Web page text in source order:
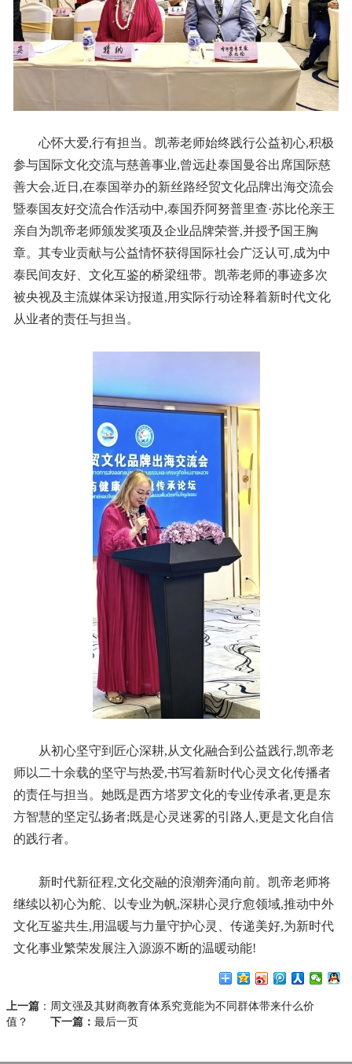
心怀大爱,行有担当。凯蒂老师始终践行公益初心,积极
参与国际文化交流与慈善事业,曾远赴泰国曼谷出席国际慈
善大会,近日,在泰国举办的新丝路经贸文化品牌出海交流会
暨泰国友好交流合作活动中,泰国乔阿努普里查·苏比伦亲王
亲自为凯帝老师颁发奖项及企业品牌荣誉,并授予国王胸
章。其专业贡献与公益情怀获得国际社会广泛认可,成为中
泰民间友好、文化互鉴的桥梁纽带。凯蒂老师的事迹多次
被央视及主流媒体采访报道,用实际行动诠释着新时代文化
从业者的责任与担当。
从初心坚守到匠心深耕,从文化融合到公益践行,凯帝老
师以二十余载的坚守与热爱,书写着新时代心灵文化传播者
的责任与担当。她既是西方塔罗文化的专业传承者,更是东
方智慧的坚定弘扬者;既是心灵迷雾的引路人,更是文化自信
的践行者。
新时代新征程,文化交融的浪潮奔涌向前。凯帝老师将
继续以初心为舵、以专业为帆,深耕心灵疗愈领域,推动中外
文化互鉴共生,用温暖与力量守护心灵、传递美好,为新时代
文化事业繁荣发展注入源源不断的温暖动能!
上一篇 ： 周文强及其财商教育体系究竟能为不同群体带来什么价
值？
下一篇： 最后一页